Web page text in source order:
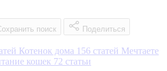
поиск Поделиться
Котенок дома 156 статей Мечтаете
кошек 72 статьи